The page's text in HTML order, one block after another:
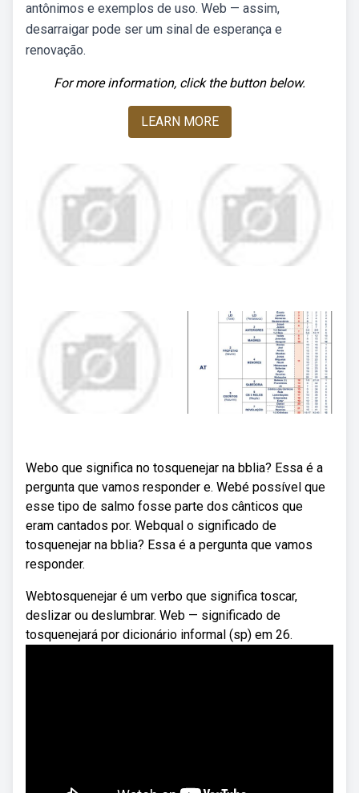
antônimos e exemplos de uso. Web — assim,
desarraigar pode ser um sinal de esperança e
renovação.
For more information, click the button below.
LEARN MORE
Webo que significa no tosquenejar na bblia? Essa é a
pergunta que vamos responder e. Webé possível que
esse tipo de salmo fosse parte dos cânticos que
eram cantados por. Webqual o significado de
tosquenejar na bblia? Essa é a pergunta que vamos
responder.
Webtosquenejar é um verbo que significa toscar,
deslizar ou deslumbrar. Web — significado de
tosquenejará por dicionário informal (sp) em 26.